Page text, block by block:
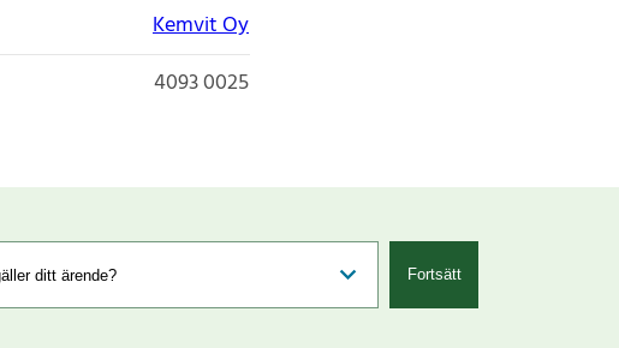
Kemvit Oy
4093 0025
Fortsätt